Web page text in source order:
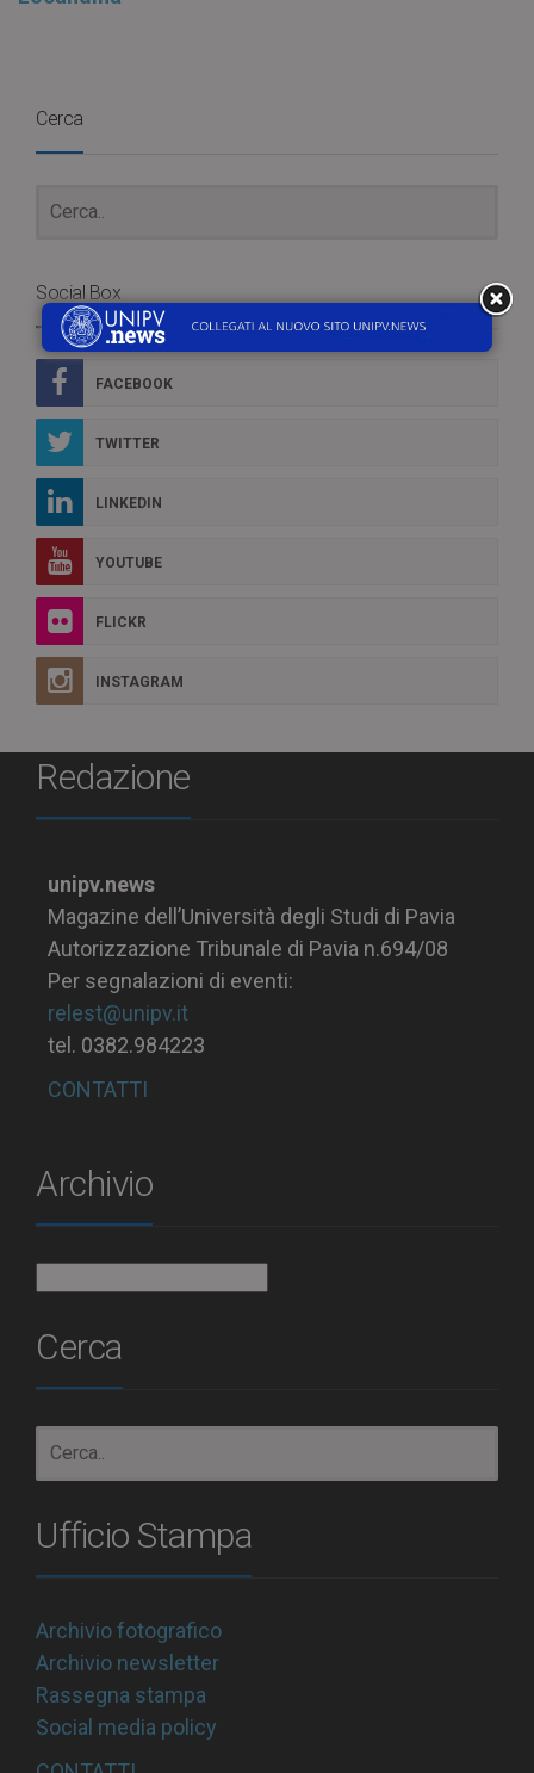
Cerca
Social Box
FACEBOOK
TWITTER
LINKEDIN
YOUTUBE
FLICKR
INSTAGRAM
Redazione
unipv.news
Magazine dell’Università degli Studi di Pavia
Autorizzazione Tribunale di Pavia n.694/08
Per segnalazioni di eventi:
relest@unipv.it
tel. 0382.984223
CONTATTI
Archivio
Cerca
Ufficio Stampa
Archivio fotografico
Archivio newsletter
Rassegna stampa
Social media policy